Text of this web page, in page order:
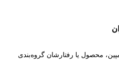
محصول یا رفتارشان گروه‌بندی